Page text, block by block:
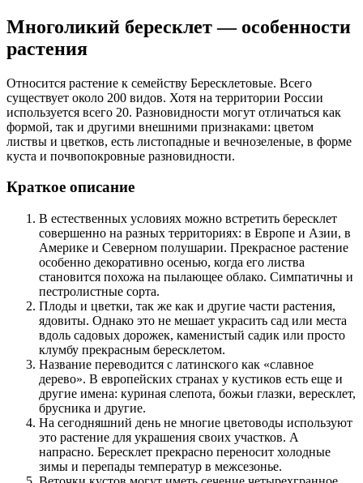
Многоликий бересклет — особенности
растения
Относится растение к семейству Бересклетовые. Всего
существует около 200 видов. Хотя на территории России
используется всего 20. Разновидности могут отличаться как
формой, так и другими внешними признаками: цветом
листвы и цветков, есть листопадные и вечнозеленые, в форме
куста и почвопокровные разновидности.
Краткое описание
В естественных условиях можно встретить бересклет
совершенно на разных территориях: в Европе и Азии, в
Америке и Северном полушарии. Прекрасное растение
особенно декоративно осенью, когда его листва
становится похожа на пылающее облако. Симпатичны и
пестролистные сорта.
Плоды и цветки, так же как и другие части растения,
ядовиты. Однако это не мешает украсить сад или места
вдоль садовых дорожек, каменистый садик или просто
клумбу прекрасным бересклетом.
Название переводится с латинского как «славное
дерево». В европейских странах у кустиков есть еще и
другие имена: куриная слепота, божьи глазки, вересклет,
брусника и другие.
На сегодняшний день не многие цветоводы используют
это растение для украшения своих участков. А
напрасно. Бересклет прекрасно переносит холодные
зимы и перепады температур в межсезонье.